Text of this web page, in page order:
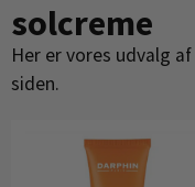
solcreme
Her er vores udvalg
siden.